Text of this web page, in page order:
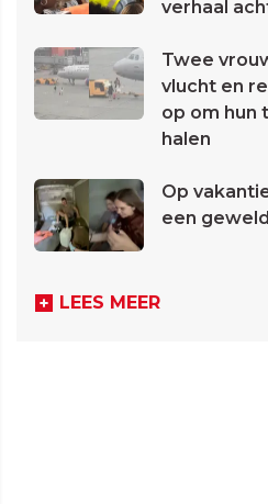
verhaal
Twee
vlucht en
op om hun
halen
Op
een
LEES MEER